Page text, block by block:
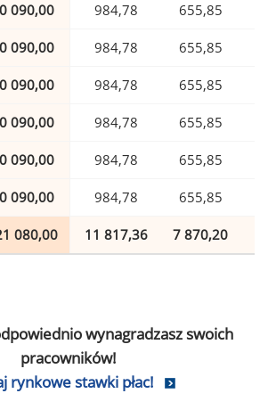
090,00 984,78 655,85
090,00 984,78 655,85
090,00 984,78 655,85
090,00 984,78 655,85
090,00 984,78 655,85
090,00 984,78 655,85
080,00 11 817,36 7 870,20
wynagradzasz swoich
pracowników!
rynkowe stawki płac!